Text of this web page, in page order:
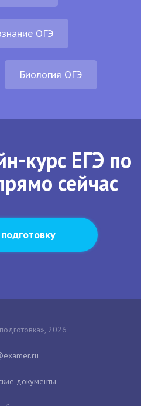
ОГЭ
Биология ОГЭ
курс ЕГЭ по
сейчас
2026
документы